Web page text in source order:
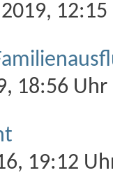
18:56 Uhr
19:12